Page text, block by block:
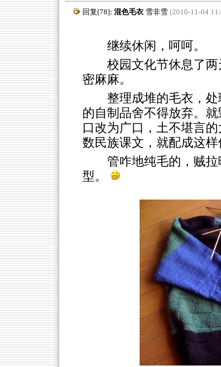
回复[78]: 混色毛衣 雪非雪(2010-11-04
继续休闲，呵呵。
校园文化节休息了
密麻麻。
整理成堆的毛衣，
的自制品舍不得放弃。
口改为广口，土不堪言
数民族课文，就配成这
管咋地纯毛的，贼
型。